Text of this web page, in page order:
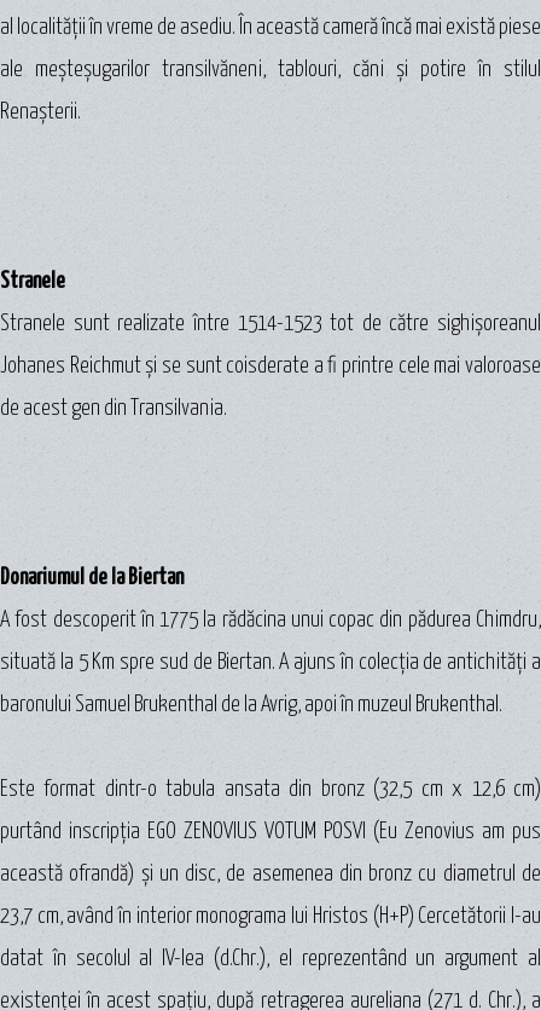
al localităţii în vreme de asediu. În această cameră încă mai există piese
ale meşteşugarilor transilvăneni, tablouri, căni şi potire în stilul
Renaşterii.
Stranele
Stranele sunt realizate între 1514-1523 tot de către sighişoreanul
Johanes Reichmut şi se sunt coisderate a fi printre cele mai valoroase
de acest gen din Transilvania.
Donariumul de la Biertan
A fost descoperit în 1775 la rădăcina unui copac din pădurea Chimdru,
situată la 5 Km spre sud de Biertan. A ajuns în colecţia de antichităţi a
baronului Samuel Brukenthal de la Avrig, apoi în muzeul Brukenthal.
Este format dintr-o tabula ansata din bronz (32,5 cm x 12,6 cm)
purtând inscripţia EGO ZENOVIUS VOTUM POSVI (Eu Zenovius am pus
această ofrandă) şi un disc, de asemenea din bronz cu diametrul de
23,7 cm, având în interior monograma lui Hristos (H+P) Cercetătorii l-au
datat în secolul al IV-lea (d.Chr.), el reprezentând un argument al
existenţei în acest spaţiu, după retragerea aureliana (271 d. Chr.), a